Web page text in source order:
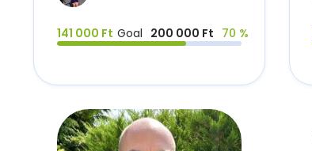
141 000 Ft Goal 200 000 Ft 70 %